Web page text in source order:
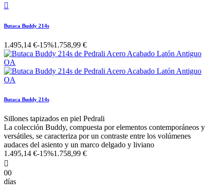

Butaca Buddy 214s
1.495,14 €-15%1.758,99 €
Butaca Buddy 214s
Sillones tapizados en piel Pedrali
La colección Buddy, compuesta por elementos contemporáneos y
versátiles, se caracteriza por un contraste entre los volúmenes
audaces del asiento y un marco delgado y liviano
1.495,14 €-15%1.758,99 €

00
días